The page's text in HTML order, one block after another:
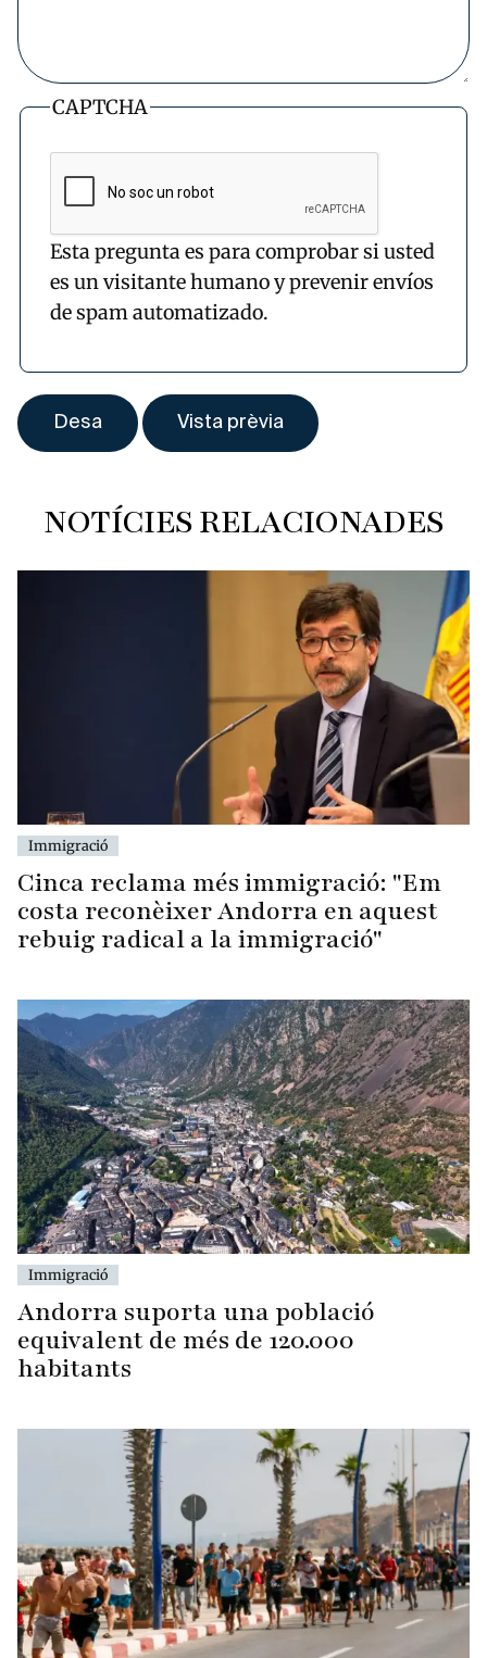
CAPTCHA
Esta pregunta es para comprobar si usted
es un visitante humano y prevenir envíos
de spam automatizado.
NOTÍCIES RELACIONADES
Immigració
Cinca reclama més immigració: "Em
costa reconèixer Andorra en aquest
rebuig radical a la immigració"
Immigració
Andorra suporta una població
equivalent de més de 120.000
habitants